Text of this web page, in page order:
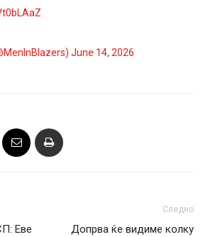
June 14, 2026
Еве
Следно
Допрва ќе видиме колку